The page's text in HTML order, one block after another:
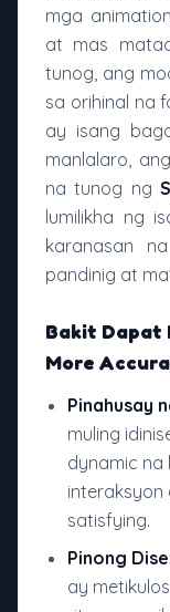
mga
at mas
tunog, ang
sa orihinal na
ay isang
manlalaro,
na tunog ng
lumilikha ng
karanasan
pandinig at
Bakit Dapat
More
Pinahusay
muling
dynamic na
interaksyon
satisfying.
Pinong
ay